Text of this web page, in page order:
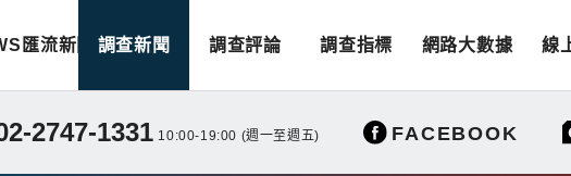
匯流新聞 調查新聞 調查評論 調查指標 網路大數據 線
2747-1331 10:00-19:00 (週一至週五) FACEBOOK